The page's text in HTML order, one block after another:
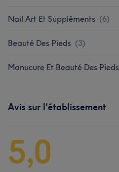
Nail Art Et Suppléments (6)
Beauté Des Pieds (3)
Manucure Et Beauté Des Pieds
Avis sur l'établissement
5,0